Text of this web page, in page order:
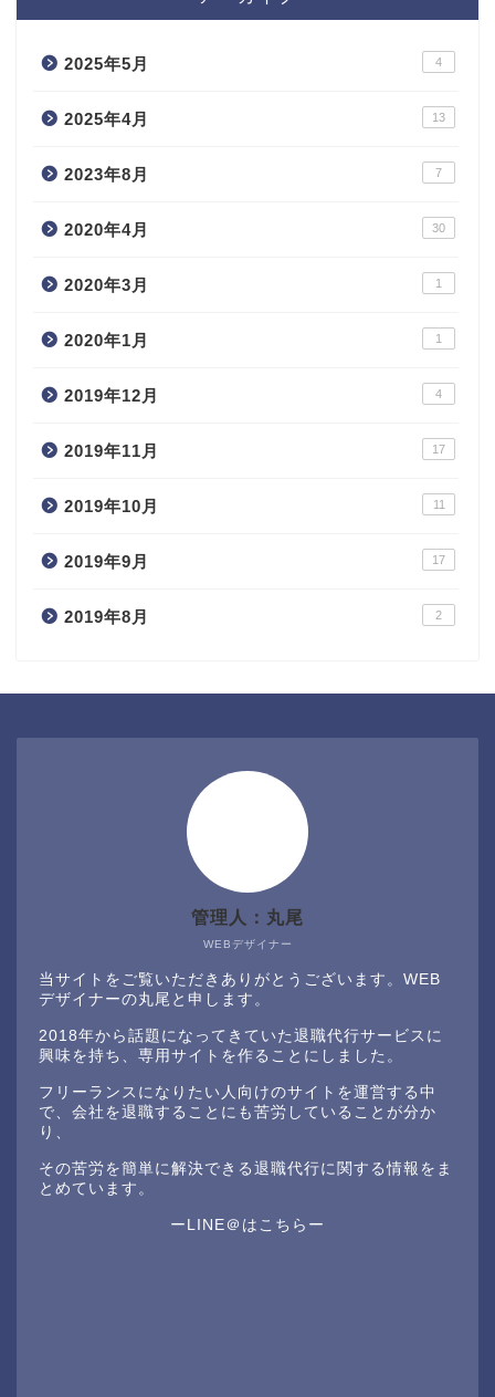
2025年5月 4
2025年4月 13
2023年8月 7
2020年4月 30
2020年3月 1
2020年1月 1
2019年12月 4
2019年11月 17
2019年10月 11
2019年9月 17
2019年8月 2
WEBデザイナー
管理人：丸尾
当サイトをご覧いただきありがとうございます。WEB
デザイナーの丸尾と申します。
2018年から話題になってきていた退職代行サービスに
興味を持ち、専用サイトを作ることにしました。
フリーランスになりたい人向けのサイトを運営する中
で、会社を退職することにも苦労していることが分か
り、
その苦労を簡単に解決できる退職代行に関する情報をま
とめています。
ーLINE＠はこちらー